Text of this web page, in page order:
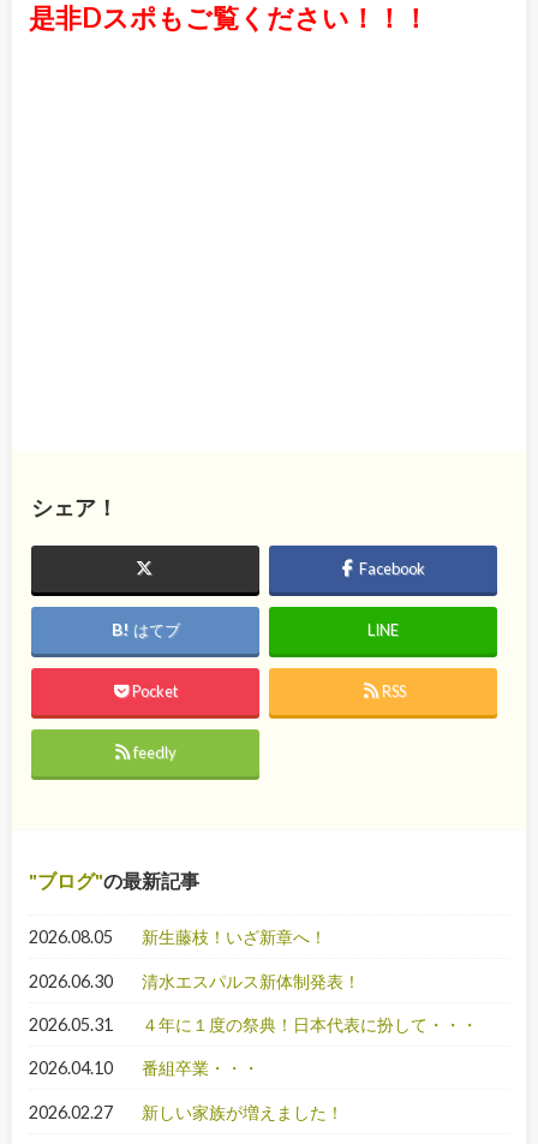
是非Dスポもご覧ください！！！
シェア！
Facebook
はてブ LINE
Pocket RSS
feedly
ブログ の最新記事
2026.08.05 新生藤枝！いざ新章へ！
2026.06.30 清水エスパルス新体制発表！
2026.05.31 ４年に１度の祭典！日本代表に扮して・・・
2026.04.10 番組卒業・・・
2026.02.27 新しい家族が増えました！